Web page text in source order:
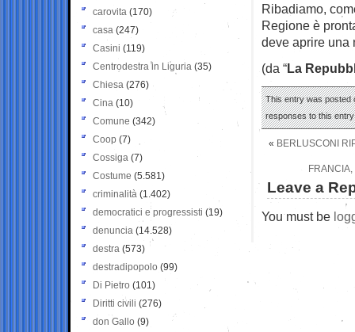
Ribadiamo,
Regione è
deve aprire una
(da “La
This entry was posted
responses to this
« BERLUSCONI
Leave a
You must be
carovita (170)
casa (247)
Casini (119)
Centrodestra in Liguria (35)
Chiesa (276)
Cina (10)
Comune (342)
Coop (7)
Cossiga (7)
Costume (5.581)
criminalità (1.402)
democratici e progressisti (19)
denuncia (14.528)
destra (573)
destradipopolo (99)
Di Pietro (101)
Diritti civili (276)
don Gallo (9)